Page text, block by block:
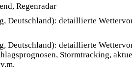
Regenradar
Deutschland): detaillierte
Deutschland): detaillierte
Stormtracking,